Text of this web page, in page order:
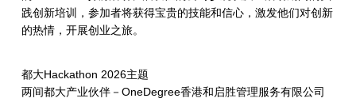
践创新培训，参加者将获得宝贵的技能和信心，激发他们对创新
的热情，开展创业之旅。
都大Hackathon 2026主题
两间都大产业伙伴－OneDegree香港和启胜管理服务有限公司